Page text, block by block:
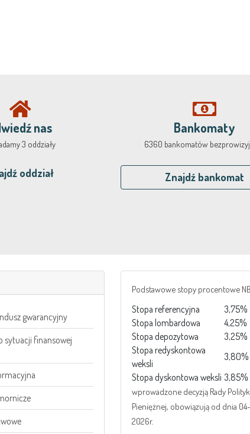
nas
3 oddziały
oddział
Bankomaty
6360 bankomatów
Znajdź bankomat
gwarancyjny
sytuacji finansowej
Podstawowe stopy procentowe
Stopa referencyjna
3,75%
Stopa lombardowa
4,25%
Stopa depozytowa
3,25%
Stopa redyskontowa
weksli
3,80%
Stopa dyskontowa weksli 3,85%
wprowadzone decyzją Rady
Pieniężnej, obowiązują od dnia
2026r.